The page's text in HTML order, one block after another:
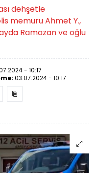
dehşetle
memuru Ahmet Y.,
Ramazan ve oğlu
- 10:17
03.07.2024 - 10:17